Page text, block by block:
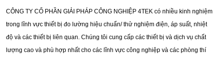
CÔNG TY CỔ PHẦN GIẢI PHÁP CÔNG NGHIỆP 4TEK có nhiều kinh nghiệm
trong lĩnh vực thiết bị đo lường hiệu chuẩn/ thử nghiệm điện, áp suất, nhiệt
độ và các thiết bị liên quan. Chúng tôi cung cấp các thiết bị và dịch vụ chất
lượng cao và phù hợp nhất cho các lĩnh vực công nghiệp và các phòng thí